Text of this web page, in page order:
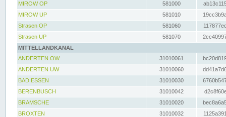
MIROW OP
581000
MIROW UP
581010
Strasen OP
581060
Strasen UP
581070
MITTELLANDKANAL
ANDERTEN OW
31010061
ANDERTEN UW
31010060
BAD ESSEN
31010030
BERENBUSCH
31010042
BRAMSCHE
31010020
BROXTEN
31010032